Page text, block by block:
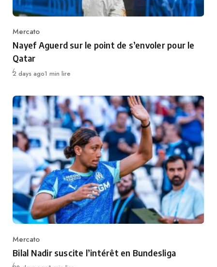
Category
Mercato
Nayef Aguerd sur le point de s’envoler pour le
Qatar
Publié
2 days ago1 min lire
Category
Mercato
Bilal Nadir suscite l’intérêt en Bundesliga